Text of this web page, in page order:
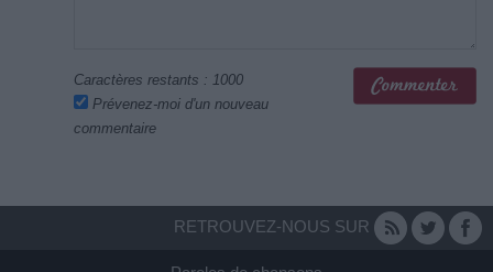
Caractères restants : 1000
Prévenez-moi d'un nouveau
commentaire
RETROUVEZ-NOUS SUR